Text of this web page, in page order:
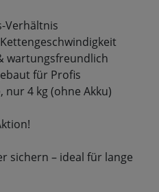
Verhältnis
wartungsfreundlich
für Profis
nur 4 kg (ohne Akku)
sichern – ideal für lange